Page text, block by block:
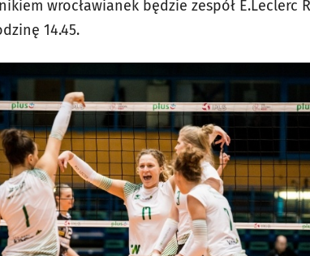
wrocławianek będzie zespół E.Leclerc
14.45.